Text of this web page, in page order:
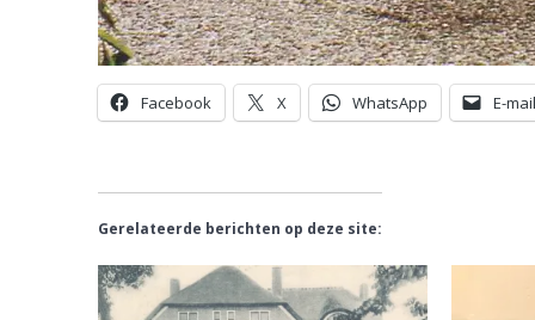
Facebook X WhatsApp E-
Gerelateerde berichten op deze site: